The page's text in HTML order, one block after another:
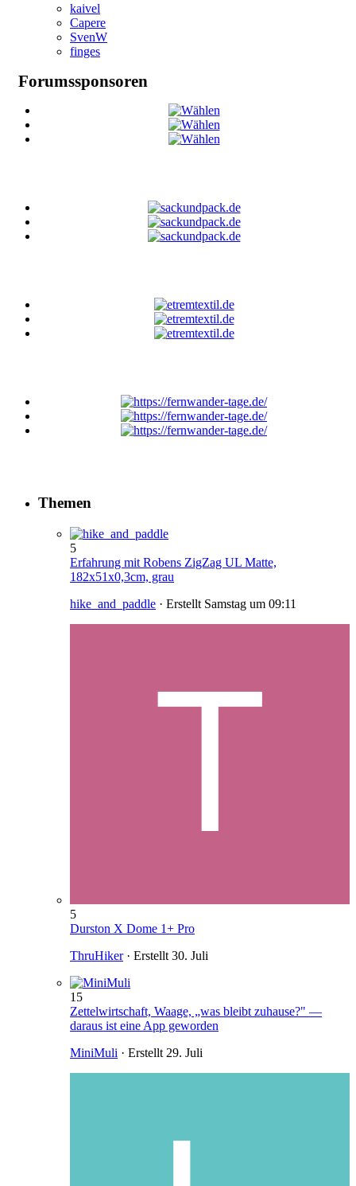
kaivel
Capere
SvenW
finges
Forumssponsoren
Themen
5
Erfahrung mit Robens ZigZag UL Matte,
182x51x0,3cm, grau
hike_and_paddle · Erstellt Samstag um 09:11
5
Durston X Dome 1+ Pro
ThruHiker· Erstellt 30. Juli
15
Zettelwirtschaft, Waage, „was bleibt zuhause?" —
daraus ist eine App geworden
MiniMuli · Erstellt 29. Juli